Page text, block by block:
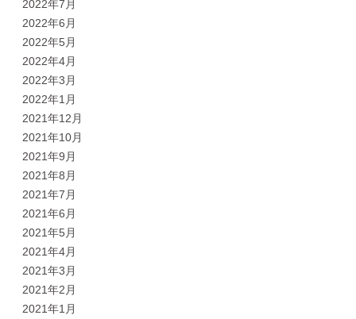
2022年7月
2022年6月
2022年5月
2022年4月
2022年3月
2022年1月
2021年12月
2021年10月
2021年9月
2021年8月
2021年7月
2021年6月
2021年5月
2021年4月
2021年3月
2021年2月
2021年1月